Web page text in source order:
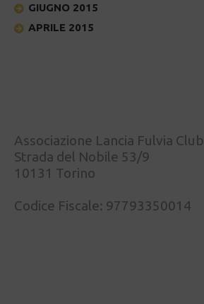
GIUGNO 2015
APRILE 2015
Associazione Lancia Fulvia Club
Strada del Nobile 53/9
10131 Torino
Codice Fiscale: 97793350014